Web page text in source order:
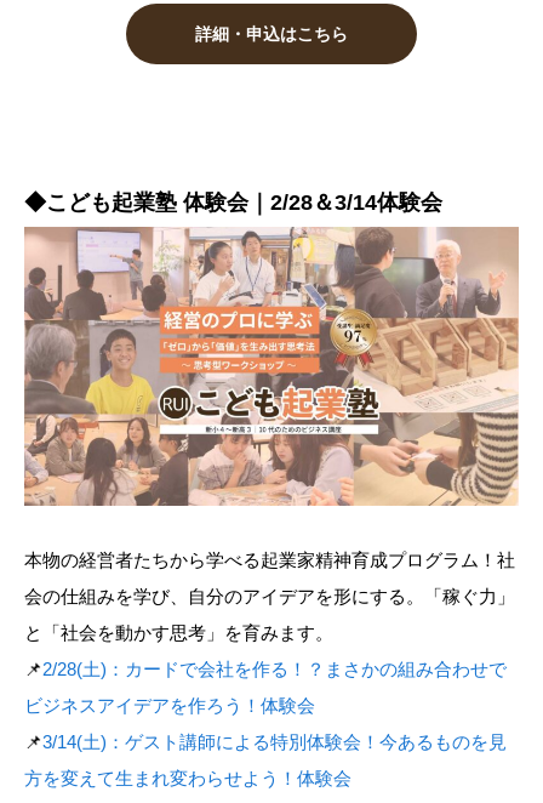
詳細・申込はこちら
◆こども起業塾 体験会｜2/28＆3/14体験会
本物の経営者たちから学べる起業家精神育成プログラム！社
会の仕組みを学び、自分のアイデアを形にする。「稼ぐ力」
と「社会を動かす思考」を育みます。
📌2/28(土)：カードで会社を作る！？まさかの組み合わせで
ビジネスアイデアを作ろう！体験会
📌3/14(土)：ゲスト講師による特別体験会！今あるものを見
方を変えて生まれ変わらせよう！体験会